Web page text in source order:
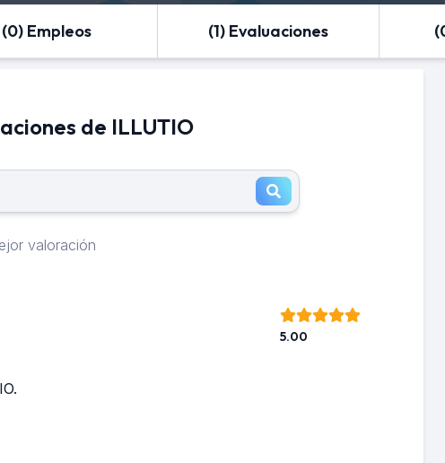
(0) Empleos (1) Evaluaciones
de ILLUTIO
valoración
5.00